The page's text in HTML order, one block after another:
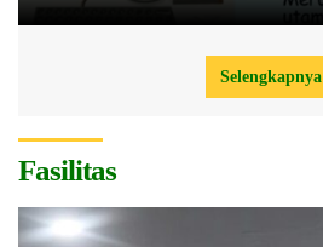
Selengkapnya
Fasilitas